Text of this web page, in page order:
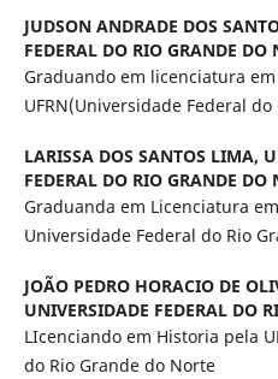
JUDSON ANDRADE DOS
FEDERAL DO RIO GRANDE DO
Graduando em licenciatura
UFRN(Universidade Federal
LARISSA DOS SANTOS LIMA,
FEDERAL DO RIO GRANDE DO
Graduanda em Licenciatura
Universidade Federal do Rio
JOÃO PEDRO HORACIO DE
UNIVERSIDADE FEDERAL DO
LIcenciando em Historia pela
do Rio Grande do Norte